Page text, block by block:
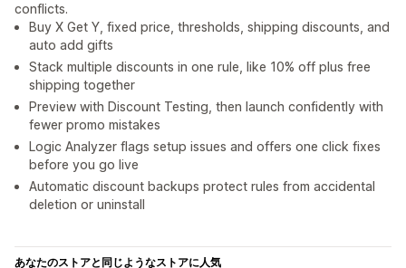
conflicts.
Buy X Get Y, fixed price, thresholds, shipping discounts, and
auto add gifts
Stack multiple discounts in one rule, like 10% off plus free
shipping together
Preview with Discount Testing, then launch confidently with
fewer promo mistakes
Logic Analyzer flags setup issues and offers one click fixes
before you go live
Automatic discount backups protect rules from accidental
deletion or uninstall
あなたのストアと同じようなストアに人気